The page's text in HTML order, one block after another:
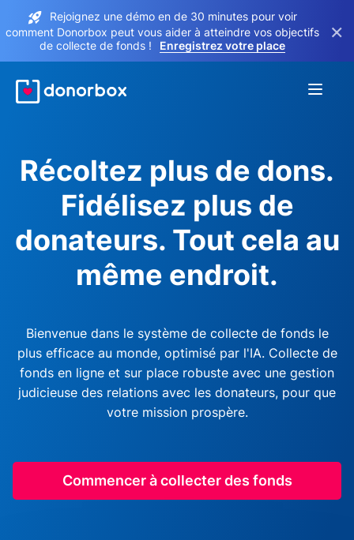
Rejoignez une démo en de 30 minutes pour voir
comment Donorbox peut vous aider à atteindre vos objectifs
de collecte de fonds !
Enregistrez votre place
×
Récoltez plus de dons.
Fidélisez plus de
donateurs. Tout cela au
même endroit.
Bienvenue dans le système de collecte de fonds le
plus efficace au monde, optimisé par l'IA. Collecte de
fonds en ligne et sur place robuste avec une gestion
judicieuse des relations avec les donateurs, pour que
votre mission prospère.
Commencer à collecter des fonds